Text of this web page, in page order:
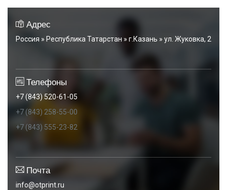
Адрес
Россия » Республика Татарстан » г.Казань » ул. Жуковка, 2
Телефоны
+7 (843) 520-61-05
+7 (843) 258-55-00
+7 (843) 555-23-82
Почта
info@otprint.ru